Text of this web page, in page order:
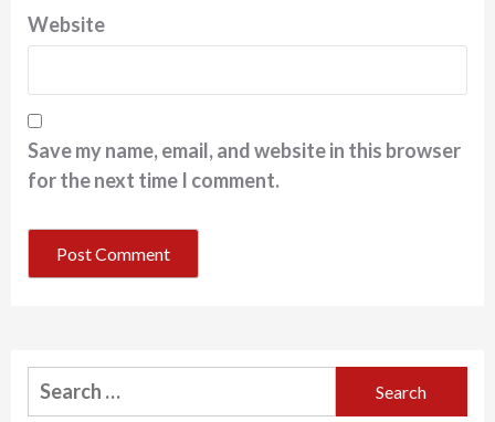
Website
Save my name, email, and website in this browser
for the next time I comment.